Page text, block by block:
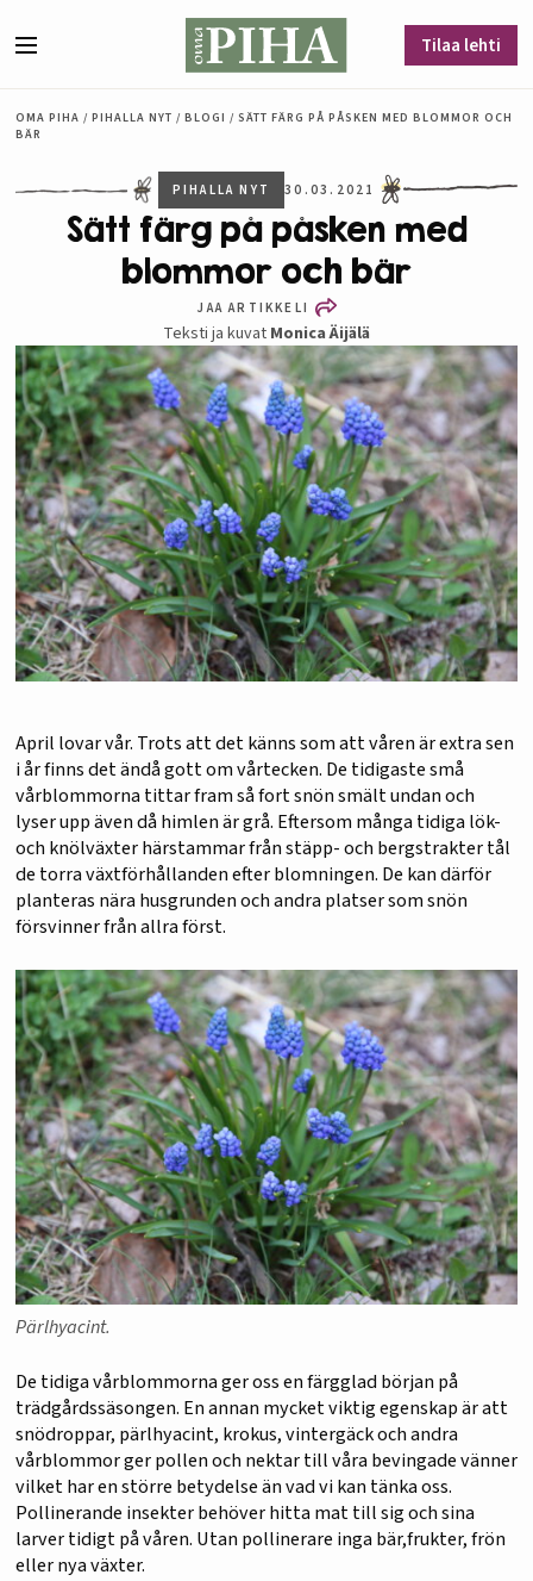
Tilaa lehti
OMA PIHA / PIHALLA NYT / BLOGI / SÄTT FÄRG PÅ PÅSKEN MED BLOMMOR OCH
BÄR
PIHALLA NYT 30.03.2021
Sätt färg på påsken med
blommor och bär
JAA ARTIKKELI
Teksti ja kuvat Monica Äijälä
April lovar vår. Trots att det känns som att våren är extra sen
i år finns det ändå gott om vårtecken. De tidigaste små
vårblommorna tittar fram så fort snön smält undan och
lyser upp även då himlen är grå. Eftersom många tidiga lök-
och knölväxter härstammar från stäpp- och bergstrakter tål
de torra växtförhållanden efter blomningen. De kan därför
planteras nära husgrunden och andra platser som snön
försvinner från allra först.
Pärlhyacint.
De tidiga vårblommorna ger oss en färgglad början på
trädgårdssäsongen. En annan mycket viktig egenskap är att
snödroppar, pärlhyacint, krokus, vintergäck och andra
vårblommor ger pollen och nektar till våra bevingade vänner
vilket har en större betydelse än vad vi kan tänka oss.
Pollinerande insekter behöver hitta mat till sig och sina
larver tidigt på våren. Utan pollinerare inga bär,frukter, frön
eller nya växter.